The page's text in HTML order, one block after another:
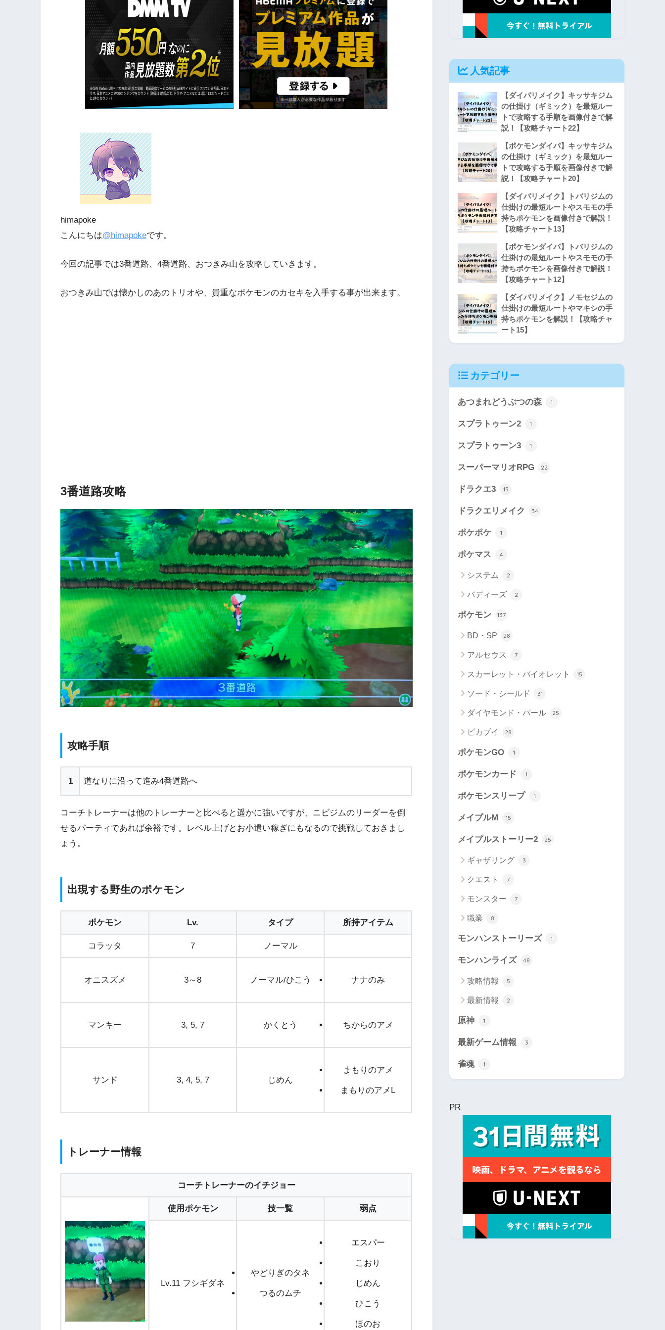
himapoke
こんにちは@himapokeです。
今回の記事では3番道路、4番道路、おつきみ山を攻略していきます。
おつきみ山では懐かしのあのトリオや、貴重なポケモンのカセキを入手する事が出来ます。
3番道路攻略
攻略手順
1 道なりに沿って進み4番道路へ
コーチトレーナーは他のトレーナーと比べると遥かに強いですが、ニビジムのリーダーを倒
せるパーティであれば余裕です。レベル上げとお小遣い稼ぎにもなるので挑戦しておきまし
ょう。
出現する野生のポケモン
ポケモン Lv. タイプ 所持アイテム
コラッタ 7 ノーマル
オニスズメ 3～8 ノーマル/ひこう ナナのみ
マンキー 3, 5, 7 かくとう ちからのアメ
サンド 3, 4, 5, 7 じめん
まもりのアメ
まもりのアメL
トレーナー情報
コーチトレーナーのイチジョー
使用ポケモン 技一覧 弱点
Lv.11 フシギダネ
やどりぎのタネ
つるのムチ
エスパー
こおり
じめん
ひこう
ほのお
人気記事
【ダイパリメイク】キッサキジム
の仕掛け（ギミック）を最短ルー
トで攻略する手順を画像付きで解
説！【攻略チャート22】
【ポケモンダイパ】キッサキジム
の仕掛け（ギミック）を最短ルー
トで攻略する手順を画像付きで解
説！【攻略チャート20】
【ダイパリメイク】トバリジムの
仕掛けの最短ルートやスモモの手
持ちポケモンを画像付きで解説！
【攻略チャート13】
【ポケモンダイパ】トバリジムの
仕掛けの最短ルートやスモモの手
持ちポケモンを画像付きで解説！
【攻略チャート12】
【ダイパリメイク】ノモセジムの
仕掛けの最短ルートやマキシの手
持ちポケモンを解説！【攻略チャ
ート15】
カテゴリー
あつまれどうぶつの森 1
スプラトゥーン2 1
スプラトゥーン3 1
スーパーマリオRPG 22
ドラクエ3 13
ドラクエリメイク 34
ポケポケ 1
ポケマス 4
システム 2
バディーズ 2
ポケモン 137
BD・SP 28
アルセウス 7
スカーレット・バイオレット 15
ソード・シールド 31
ダイヤモンド・パール 25
ピカブイ 28
ポケモンGO 1
ポケモンカード 1
ポケモンスリープ 1
メイプルM 15
メイプルストーリー2 25
ギャザリング 3
クエスト 7
モンスター 7
職業 8
モンハンストーリーズ 1
モンハンライズ 48
攻略情報 5
最新情報 2
原神 1
最新ゲーム情報 3
雀魂 1
PR